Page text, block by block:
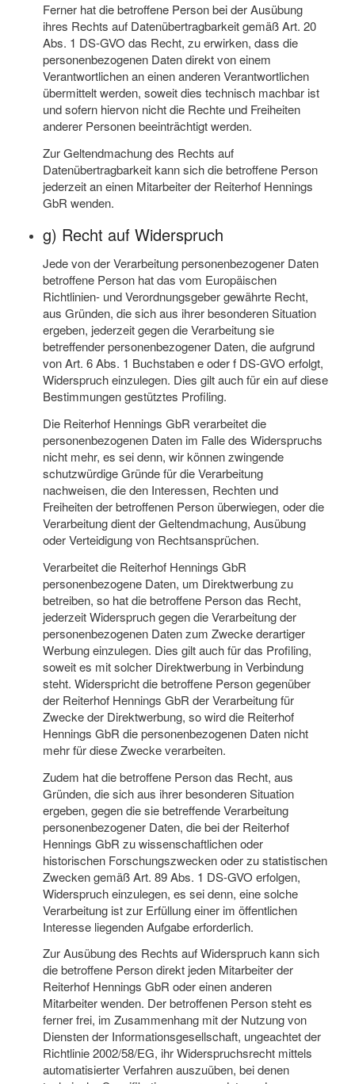
Ferner hat die betroffene Person bei der Ausübung
ihres Rechts auf Datenübertragbarkeit gemäß Art. 20
Abs. 1 DS-GVO das Recht, zu erwirken, dass die
personenbezogenen Daten direkt von einem
Verantwortlichen an einen anderen Verantwortlichen
übermittelt werden, soweit dies technisch machbar ist
und sofern hiervon nicht die Rechte und Freiheiten
anderer Personen beeinträchtigt werden.
Zur Geltendmachung des Rechts auf
Datenübertragbarkeit kann sich die betroffene Person
jederzeit an einen Mitarbeiter der Reiterhof Hennings
GbR wenden.
g) Recht auf Widerspruch
Jede von der Verarbeitung personenbezogener Daten
betroffene Person hat das vom Europäischen
Richtlinien- und Verordnungsgeber gewährte Recht,
aus Gründen, die sich aus ihrer besonderen Situation
ergeben, jederzeit gegen die Verarbeitung sie
betreffender personenbezogener Daten, die aufgrund
von Art. 6 Abs. 1 Buchstaben e oder f DS-GVO erfolgt,
Widerspruch einzulegen. Dies gilt auch für ein auf diese
Bestimmungen gestütztes Profiling.
Die Reiterhof Hennings GbR verarbeitet die
personenbezogenen Daten im Falle des Widerspruchs
nicht mehr, es sei denn, wir können zwingende
schutzwürdige Gründe für die Verarbeitung
nachweisen, die den Interessen, Rechten und
Freiheiten der betroffenen Person überwiegen, oder die
Verarbeitung dient der Geltendmachung, Ausübung
oder Verteidigung von Rechtsansprüchen.
Verarbeitet die Reiterhof Hennings GbR
personenbezogene Daten, um Direktwerbung zu
betreiben, so hat die betroffene Person das Recht,
jederzeit Widerspruch gegen die Verarbeitung der
personenbezogenen Daten zum Zwecke derartiger
Werbung einzulegen. Dies gilt auch für das Profiling,
soweit es mit solcher Direktwerbung in Verbindung
steht. Widerspricht die betroffene Person gegenüber
der Reiterhof Hennings GbR der Verarbeitung für
Zwecke der Direktwerbung, so wird die Reiterhof
Hennings GbR die personenbezogenen Daten nicht
mehr für diese Zwecke verarbeiten.
Zudem hat die betroffene Person das Recht, aus
Gründen, die sich aus ihrer besonderen Situation
ergeben, gegen die sie betreffende Verarbeitung
personenbezogener Daten, die bei der Reiterhof
Hennings GbR zu wissenschaftlichen oder
historischen Forschungszwecken oder zu statistischen
Zwecken gemäß Art. 89 Abs. 1 DS-GVO erfolgen,
Widerspruch einzulegen, es sei denn, eine solche
Verarbeitung ist zur Erfüllung einer im öffentlichen
Interesse liegenden Aufgabe erforderlich.
Zur Ausübung des Rechts auf Widerspruch kann sich
die betroffene Person direkt jeden Mitarbeiter der
Reiterhof Hennings GbR oder einen anderen
Mitarbeiter wenden. Der betroffenen Person steht es
ferner frei, im Zusammenhang mit der Nutzung von
Diensten der Informationsgesellschaft, ungeachtet der
Richtlinie 2002/58/EG, ihr Widerspruchsrecht mittels
automatisierter Verfahren auszuüben, bei denen